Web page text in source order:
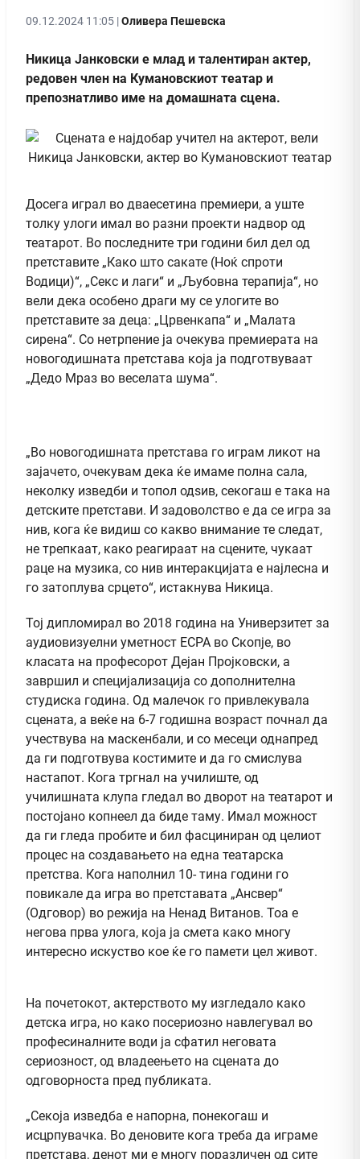
09.12.2024 11:05 |Оливера Пешевска
Никица Јанковски е млад и талентиран актер,
редовен член на Кумановскиот театар и
препознатливо име на домашната сцена.
Досега играл во дваесетина премиери, а уште
толку улоги имал во разни проекти надвор од
театарот. Во последните три години бил дел од
претставите „Како што сакате (Ноќ спроти
Водици)“, „Секс и лаги“ и „Љубовна терапија“, но
вели дека особено драги му се улогите во
претставите за деца: „Црвенкапа“ и „Малата
сирена“. Со нетрпение ја очекува премиерата на
новогодишната претстава која ја подготвуваат
„Дедо Мраз во веселата шума“.
„Во новогодишната претстава го играм ликот на
зајачето, очекувам дека ќе имаме полна сала,
неколку изведби и топол одѕив, секогаш е така на
детските претстави. И задоволство е да се игра за
нив, кога ќе видиш со какво внимание те следат,
не трепкаат, како реагираат на сцените, чукаат
раце на музика, со нив интеракцијата е најлесна и
го затоплува срцето“, истакнува Никица.
Тој дипломирал во 2018 година на Универзитет за
аудиовизуелни уметност ЕСРА во Скопје, во
класата на професорот Дејан Пројковски, а
завршил и специјализација со дополнителна
студиска година. Од малечок го привлекувала
сцената, а веќе на 6-7 годишна возраст почнал да
учествува на маскенбали, и со месеци однапред
да ги подготвува костимите и да го смислува
настапот. Кога тргнал на училиште, од
училишната клупа гледал во дворот на театарот и
постојано копнеел да биде таму. Имал можност
да ги гледа пробите и бил фасциниран од целиот
процес на создавањето на една театарска
претства. Кога наполнил 10- тина години го
повикале да игра во претставата „Ансвер“
(Одговор) во режија на Ненад Витанов. Тоа е
негова прва улога, која ја смета како многу
интересно искуство кое ќе го памети цел живот.
На почетокот, актерството му изгледало како
детска игра, но како посериозно навлегувал во
професиналните води ја сфатил неговата
сериозност, од владеењето на сцената до
одговорноста пред публиката.
„Секоја изведба е напорна, понекогаш и
исцрпувачка. Во деновите кога треба да играме
претстава, денот ми е многу поразличен од сите